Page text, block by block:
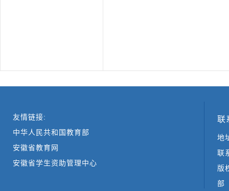
友情链接:
中华人民共和国教育部
安徽省教育网
安徽省学生资助管理中心
联
地
联
版
部